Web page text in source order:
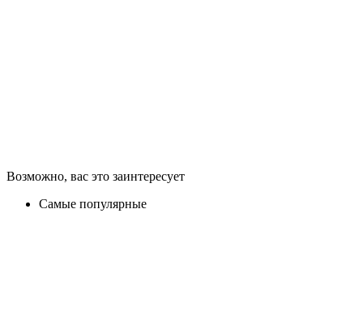
Возможно, вас это заинтересует
Самые популярные